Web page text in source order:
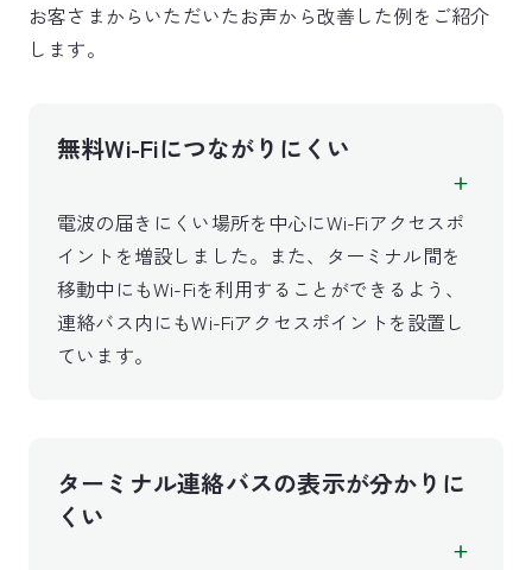
お客さまからいただいたお声から改善した例をご紹介
します。
無料Wi-Fiにつながりにくい
電波の届きにくい場所を中心にWi-Fiアクセスポ
イントを増設しました。また、ターミナル間を
移動中にもWi-Fiを利用することができるよう、
連絡バス内にもWi-Fiアクセスポイントを設置し
ています。
ターミナル連絡バスの表示が分かりに
くい